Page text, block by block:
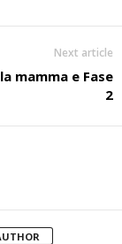
Next article
mamma e Fase
2